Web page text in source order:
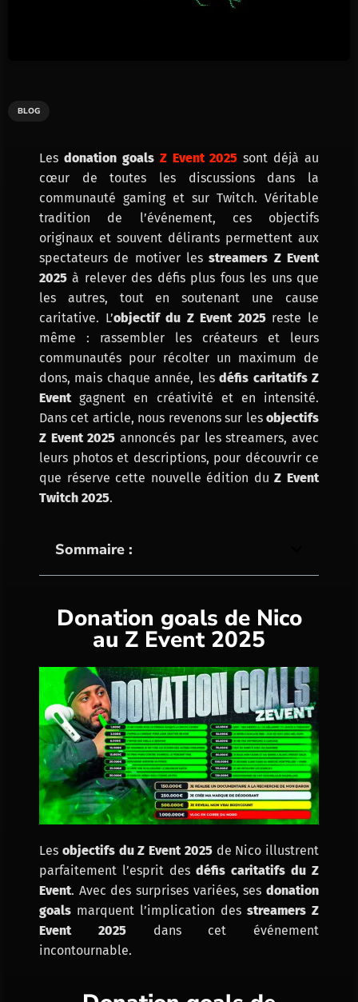
BLOG
Les donation goals Z Event 2025 sont déjà au
cœur de toutes les discussions dans la
communauté gaming et sur Twitch. Véritable
tradition de l’événement, ces objectifs
originaux et souvent délirants permettent aux
spectateurs de motiver lesstreamers Z Event
2025 à relever des défis plus fous les uns que
les autres, tout en soutenant une cause
caritative. L’objectif du Z Event 2025reste le
même : rassembler les créateurs et leurs
communautés pour récolter un maximum de
dons, mais chaque année, lesdéfis caritatifs Z
Event gagnent en créativité et en intensité.
Dans cet article, nous revenons sur les objectifs
Z Event 2025 annoncés par les streamers, avec
leurs photos et descriptions, pour découvrir ce
que réserve cette nouvelle édition duZ Event
Twitch 2025.
Sommaire :
Donation goals de Nico
au Z Event 2025
Les objectifs du Z Event 2025de Nico illustrent
parfaitement l’esprit des défis caritatifs du Z
Event. Avec des surprises variées, ses donation
goals marquent l’implication des streamers Z
Event 2025dans cet événement
incontournable.